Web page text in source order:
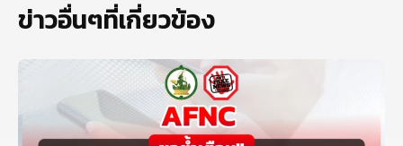
ข่าวอื่นๆที่เกี่ยวข้อง